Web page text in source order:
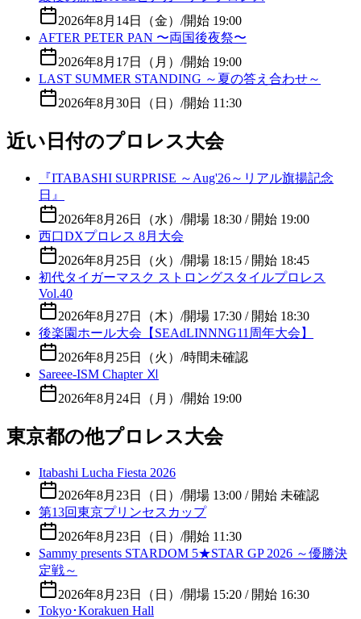
2026年8月14日（金） /開始 19:00
AFTER PETER PAN 〜両国後夜祭〜
2026年8月17日（月） /開始 19:00
LAST SUMMER STANDING ～夏の答え合わせ～
2026年8月30日（日） /開始 11:30
近い日付のプロレス大会
『ITABASHI SURPRISE ～Aug'26～リアル旗揚記念
日』
2026年8月26日（水） /開場 18:30 / 開始 19:00
西口DXプロレス 8月大会
2026年8月25日（火） /開場 18:15 / 開始 18:45
初代タイガーマスク ストロングスタイルプロレス
Vol.40
2026年8月27日（木） /開場 17:30 / 開始 18:30
後楽園ホール大会【SEAdLINNNG11周年大会】
2026年8月25日（火） /時間未確認
Sareee-ISM Chapter Ⅺ
2026年8月24日（月） /開始 19:00
東京都の他プロレス大会
Itabashi Lucha Fiesta 2026
2026年8月23日（日） /開場 13:00 / 開始 未確認
第13回東京プリンセスカップ
2026年8月23日（日） /開始 11:30
Sammy presents STARDOM 5★STAR GP 2026 ～優勝決
定戦～
2026年8月23日（日） /開場 15:20 / 開始 16:30
Tokyo･Korakuen Hall